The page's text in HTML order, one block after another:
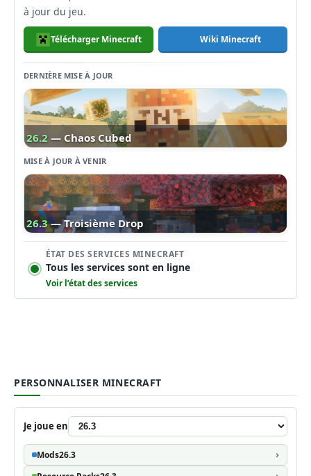
à jour du jeu.
Télécharger Minecraft Wiki Minecraft
DERNIÈRE MISE À JOUR
26.2 — Chaos Cubed
MISE À JOUR À VENIR
26.3 — Troisième Drop
ÉTAT DES SERVICES MINECRAFT
Tous les services sont en ligne
Voir l’état des services
PERSONNALISER MINECRAFT
Je joue en
Mods26.3